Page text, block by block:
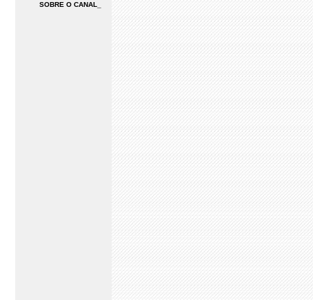
SOBRE O CANAL_